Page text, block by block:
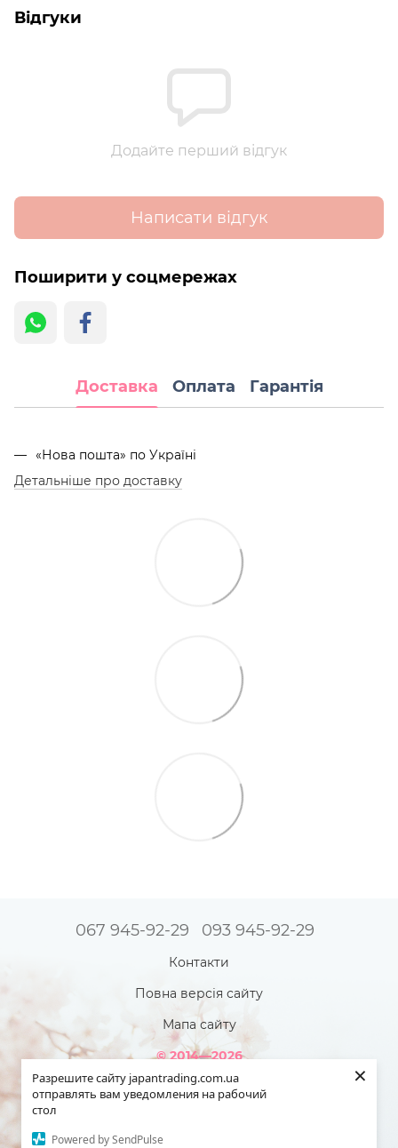
Разрешите сайту japantrading.com.ua
отправлять вам уведомления на рабочий
стол
Powered by SendPulse
×
Відгуки
Додайте перший відгук
Написати відгук
Поширити у соцмережах
Доставка Оплата Гарантія
«Нова пошта» по Україні
Детальніше про доставку
067 945-92-29 093 945-92-29
Контакти
Повна версія сайту
Мапа сайту
© 2014—2026
Інтернет-магазин товарів з Японії - Japan Trading!
Наша краса яскравіша - коли ми повністю здорові!